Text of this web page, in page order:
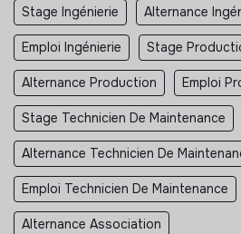
Stage Ingénierie Alternance
Emploi Ingénierie Stage
Alternance Production Emploi
Stage Technicien De Maintenance
Alternance Technicien De
Emploi Technicien De Maintenance
Alternance Association